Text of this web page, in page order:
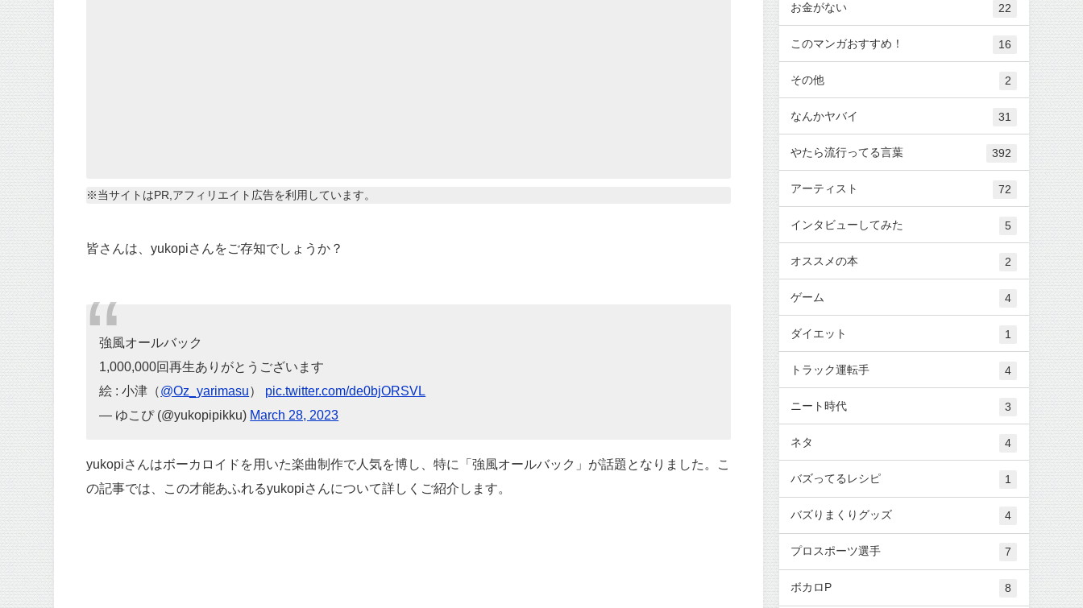
※当サイトはPR,アフィリエイト広告を利用しています。
皆さんは、yukopiさんをご存知でしょうか？
強風オールバック
1,000,000回再生ありがとうございます
絵 : 小津（@Oz_yarimasu） pic.twitter.com/de0bjORSVL
— ゆこぴ (@yukopipikku) March 28, 2023
yukopiさんはボーカロイドを用いた楽曲制作で人気を博し、特に「強風オールバック」が話題となりました。こ
の記事では、この才能あふれるyukopiさんについて詳しくご紹介します。
お金がない 22
このマンガおすすめ！ 16
その他 2
なんかヤバイ 31
やたら流行ってる言葉 392
アーティスト 72
インタビューしてみた 5
オススメの本 2
ゲーム 4
ダイエット 1
トラック運転手 4
ニート時代 3
ネタ 4
バズってるレシピ 1
バズりまくりグッズ 4
プロスポーツ選手 7
ボカロP 8